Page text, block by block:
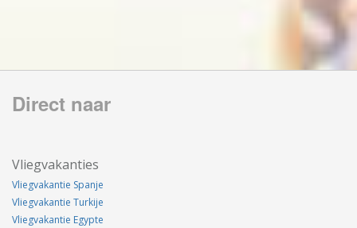
Direct naar
Vliegvakanties
Vliegvakantie Spanje
Vliegvakantie Turkije
Vliegvakantie Egypte